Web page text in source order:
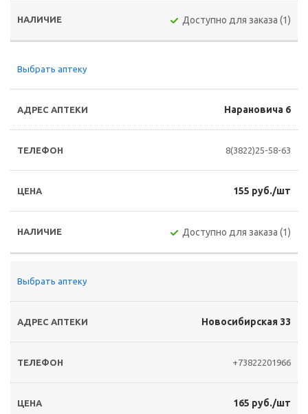
Доступно для заказа (1)
Выбрать аптеку
Нарановича 6
8(3822)25-58-63
155 руб./шт
Доступно для заказа (1)
Выбрать аптеку
Новосибирская 33
+73822201966
165 руб./шт